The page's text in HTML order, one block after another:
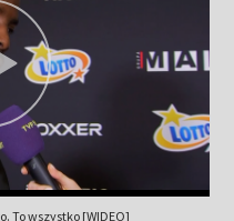
To wszystko [WIDEO]